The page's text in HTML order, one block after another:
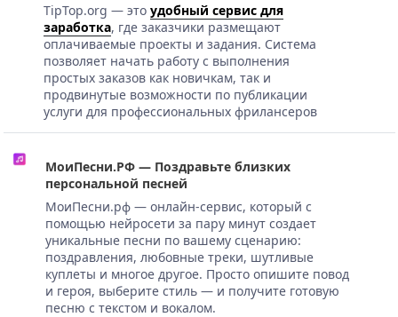
TipTop.org — это удобный сервис для
заработка, где заказчики размещают
оплачиваемые проекты и задания. Система
позволяет начать работу с выполнения
простых заказов как новичкам, так и
продвинутые возможности по публикации
услуги для профессиональных фрилансеров
МоиПесни.РФ — Поздравьте близких
персональной песней
МоиПесни.рф — онлайн-сервис, который с
помощью нейросети за пару минут создает
уникальные песни по вашему сценарию:
поздравления, любовные треки, шутливые
куплеты и многое другое. Просто опишите повод
и героя, выберите стиль — и получите готовую
песню с текстом и вокалом.